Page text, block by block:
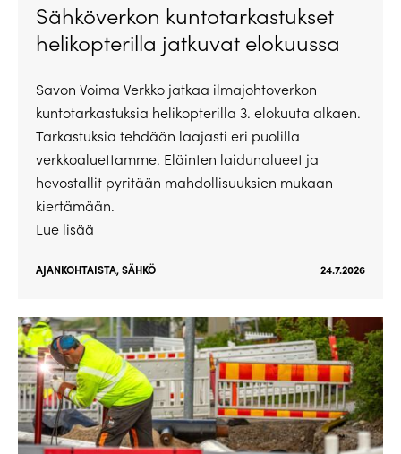
Sähköverkon kuntotarkastukset
helikopterilla jatkuvat elokuussa
Savon Voima Verkko jatkaa ilmajohtoverkon
kuntotarkastuksia helikopterilla 3. elokuuta alkaen.
Tarkastuksia tehdään laajasti eri puolilla
verkkoaluettamme. Eläinten laidunalueet ja
hevostallit pyritään mahdollisuuksien mukaan
kiertämään.
Lue lisää
AJANKOHTAISTA,SÄHKÖ 24.7.2026